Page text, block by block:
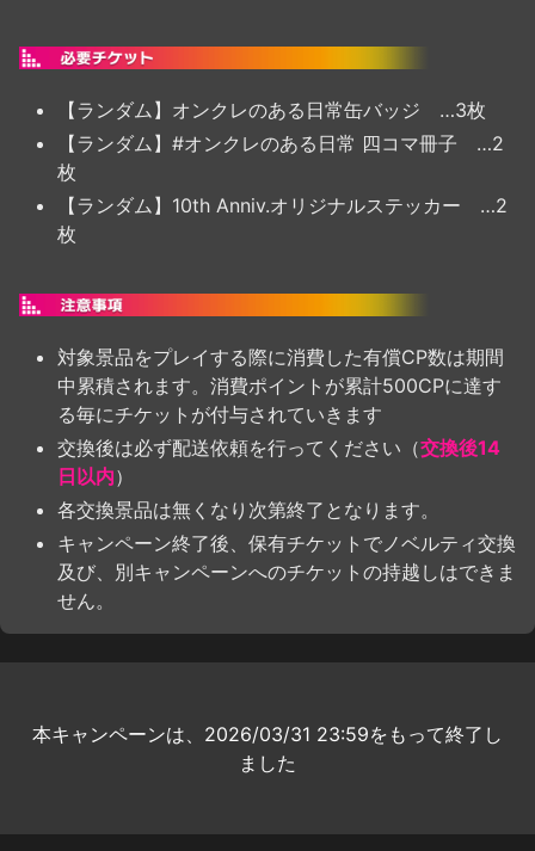
【ランダム】オンクレのある日常缶バッジ …3枚
【ランダム】#オンクレのある日常 四コマ冊子 …2
枚
【ランダム】10th Anniv.オリジナルステッカー …2
枚
対象景品をプレイする際に消費した有償CP数は期間
中累積されます。消費ポイントが累計500CPに達す
る毎にチケットが付与されていきます
交換後は必ず配送依頼を行ってください（交換後14
日以内）
各交換景品は無くなり次第終了となります。
キャンペーン終了後、保有チケットでノベルティ交換
及び、別キャンペーンへのチケットの持越しはできま
せん。
本キャンペーンは、2026/03/31 23:59をもって終了し
ました